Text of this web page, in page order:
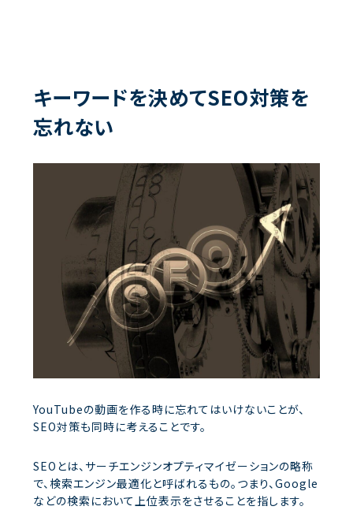
キーワードを決めてSEO対策を
忘れない
YouTubeの動画を作る時に忘れてはいけないことが、
SEO対策も同時に考えることです。
SEOとは、サーチエンジンオプティマイゼーションの略称
で、検索エンジン最適化と呼ばれるもの。つまり、Google
などの検索において上位表示をさせることを指します。